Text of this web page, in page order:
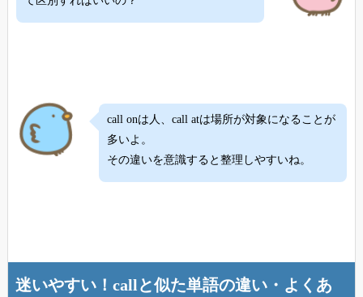
call onは人、call atは場所が対象になることが
多いよ。
その違いを意識すると整理しやすいね。
迷いやすい！callと似た単語の違い・よくあ